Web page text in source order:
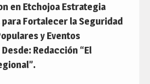
en Etchojoa Estrategia
Fortalecer la Seguridad
y Eventos
Redacción “El